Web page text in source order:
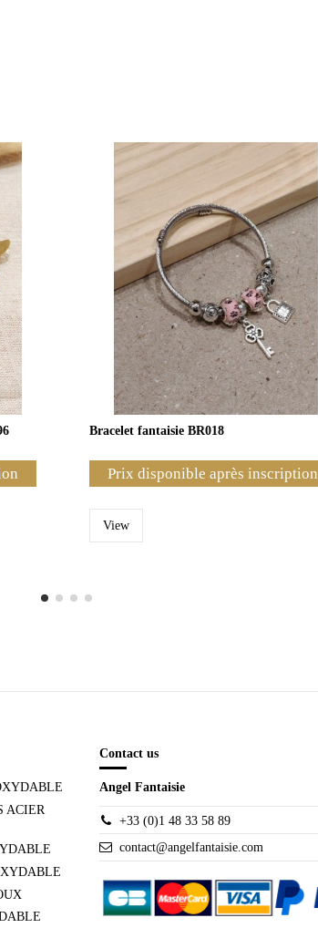
Bracelet fantaisie BR018
Prix disponible après inscription
View
ACIER
Contact us
Angel Fantaisie
+33 (0)1 48 33 58 89
contact@angelfantaisie.com